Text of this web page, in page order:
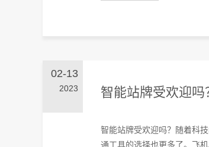
02-13
2023 智能站牌受欢迎吗
智能站牌受欢迎吗？随着科
通工具的选择也更多了。飞